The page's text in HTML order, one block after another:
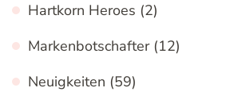
Hartkorn Heroes (2)
Markenbotschafter(12)
Neuigkeiten (59)